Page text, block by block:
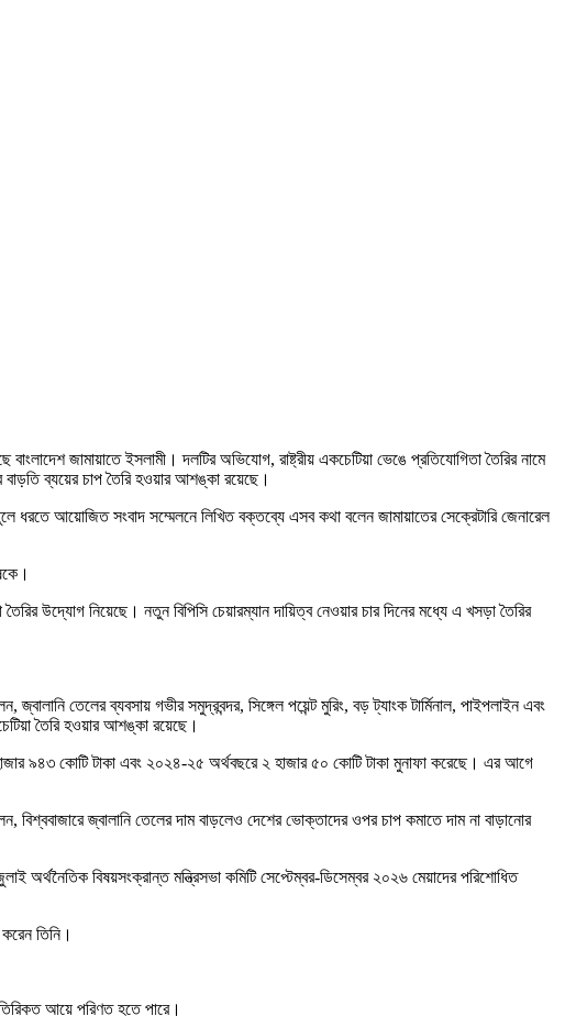
জামায়াতে ইসলামী। দলটির অভিযোগ, রাষ্ট্রীয় একচেটিয়া ভেঙে প্রতিযোগিতা তৈরির নামে
বাড়তি ব্যয়ের চাপ তৈরি হওয়ার আশঙ্কা রয়েছে।
ধরতে আয়োজিত সংবাদ সম্মেলনে লিখিত বক্তব্যে এসব কথা বলেন জামায়াতের সেক্রেটারি জেনারেল
উদ্যোগ নিয়েছে। নতুন বিপিসি চেয়ারম্যান দায়িত্ব নেওয়ার চার দিনের মধ্যে এ খসড়া তৈরির
তেলের ব্যবসায় গভীর সমুদ্রবন্দর, সিঙ্গেল পয়েন্ট মুরিং, বড় ট্যাংক টার্মিনাল, পাইপলাইন এবং
তৈরি হওয়ার আশঙ্কা রয়েছে।
৯৪৩ কোটি টাকা এবং ২০২৪-২৫ অর্থবছরে ২ হাজার ৫০ কোটি টাকা মুনাফা করেছে। এর আগে
বিশ্ববাজারে জ্বালানি তেলের দাম বাড়লেও দেশের ভোক্তাদের ওপর চাপ কমাতে দাম না বাড়ানোর
বিষয়সংক্রান্ত মন্ত্রিসভা কমিটি সেপ্টেম্বর-ডিসেম্বর ২০২৬ মেয়াদের পরিশোধিত
তিনি।
আয়ে পরিণত হতে পারে।